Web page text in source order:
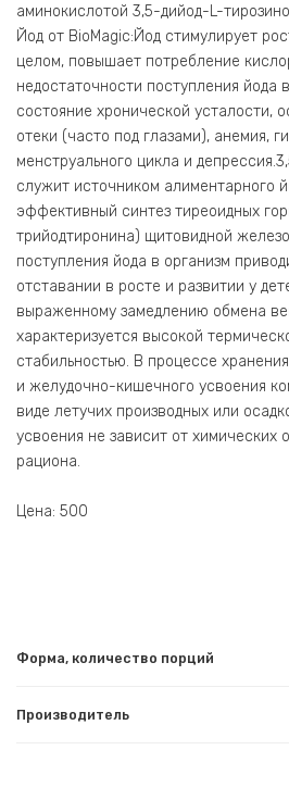
аминокислотой 3,5-дийод-L-
Йод от BioMagic:Йод стимулирует
целом, повышает потребление
недостаточности поступления йода
состояние хронической усталости,
отеки (часто под глазами), анемия,
менструального цикла и
служит источником алиментарного
эффективный синтез тиреоидных
трийодтиронина) щитовидной
поступления йода в организм
отставании в росте и развитии у
выраженному замедлению обмена
характеризуется высокой
стабильностью. В процессе
и желудочно-кишечного усвоения
виде летучих производных или
усвоения не зависит от химических
рациона.
Цена: 500
Форма, количество порций
Производитель